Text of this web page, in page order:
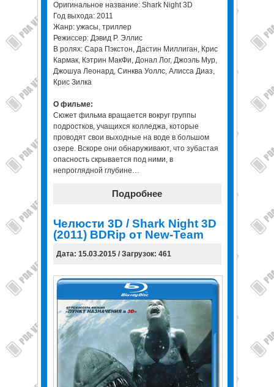
Оригинальное название: Shark Night 3D
Год выхода: 2011
Жанр: ужасы, триллер
Режиссер: Дэвид Р. Эллис
В ролях: Сара Пэкстон, Дастин Миллиган, Крис
Кармак, Кэтрин МакФи, Донал Лог, Джоэль Мур,
Джошуа Леонард, Синква Уоллс, Алисса Диаз,
Крис Зилка
О фильме:
Сюжет фильма вращается вокруг группы
подростков, учащихся колледжа, которые
проводят свои выходные на воде в большом
озере. Вскоре они обнаруживают, что зубастая
опасность скрывается под ними, в
непроглядной глубине…
Подробнее
Челюсти 3D / Shark Night 3D
(2011) BDRip от New-Team
Дата: 15.03.2015 / Загрузок: 461